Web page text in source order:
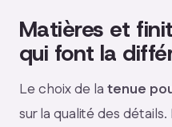
Matières et
qui font la
Le choix de la tenue
sur la qualité des